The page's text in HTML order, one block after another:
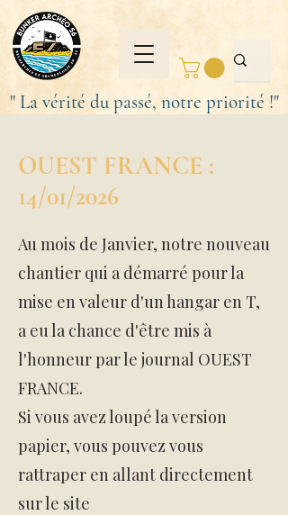
" La vérité du passé, notre priorité !"
OUEST FRANCE :
14/01/2026
Au mois de Janvier, notre nouveau
chantier qui a démarré pour la
mise en valeur d'un hangar en T,
a eu la chance d'être mis à
l'honneur par le journal OUEST
FRANCE.
​Si vous avez loupé la version
papier, vous pouvez vous
rattraper en allant directement
sur le site